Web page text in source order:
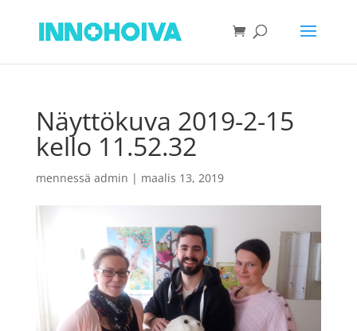
Näyttökuva 2019-2-15
kello 11.52.32
mennessä admin | maalis 13, 2019